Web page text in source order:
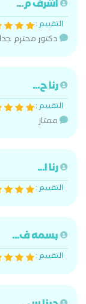
اشرف م...
التقييم :
دكتور محترم
رنا ح...
التقييم :
ممتاز
رنا ا...
التقييم :
بسمه ف...
التقييم :